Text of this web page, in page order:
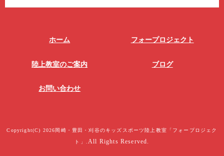
ホーム フォープロジェクト
陸上教室のご案内 ブログ
お問い合わせ
Copyright(C) 2026岡崎・豊田・刈谷のキッズスポーツ陸上教室「フォープロジェク
ト」. All Rights Reserved.